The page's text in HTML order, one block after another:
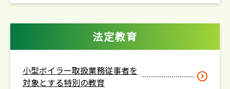
法定教育
小型ボイラー取扱業務従事者を
対象とする特別の教育